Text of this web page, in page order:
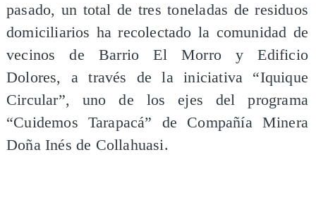
pasado, un total de tres toneladas de residuos
domiciliarios ha recolectado la comunidad de
vecinos de Barrio El Morro y Edificio
Dolores, a través de la iniciativa “Iquique
Circular”, uno de los ejes del programa
“Cuidemos Tarapacá” de Compañía Minera
Doña Inés de Collahuasi.